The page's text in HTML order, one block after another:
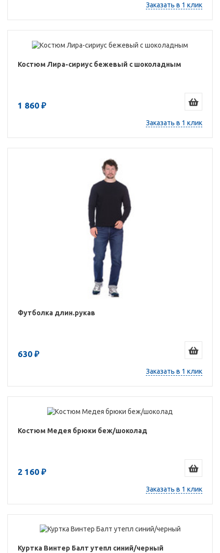
Заказать в 1 клик
Костюм Лира-сириус бежевый с шоколадным
1 860 ₽
Заказать в 1 клик
Футболка длин.рукав
630 ₽
Заказать в 1 клик
Костюм Медея брюки беж/шоколад
2 160 ₽
Заказать в 1 клик
Куртка Винтер Балт утепл синий/черный